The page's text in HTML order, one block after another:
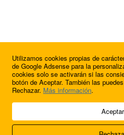
© 2009 - 2026 Soluciones Corporativas IP,
Utilizamos cookies propias de
de Google Adsense para la
cookies solo se activarán si las
botón de Aceptar. También las
Rechazar. Más información.
Aceptar